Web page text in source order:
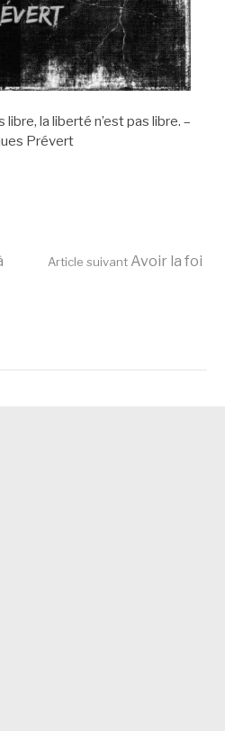
libre, la liberté n’est pas libre. –
Prévert
Article suivant Avoir la foi